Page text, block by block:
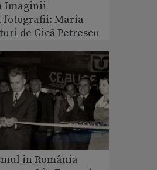
Imaginii
fotografii: Maria
de Gică Petrescu
in România